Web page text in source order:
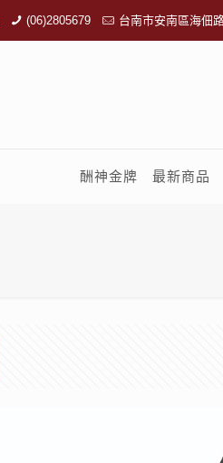
(06)2805679 台南市安南區海佃
酬神金牌 最新商品